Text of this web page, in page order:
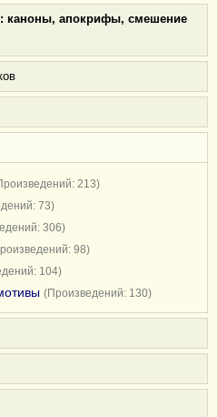
каноны, апокрифы, смешение
213)
73)
306)
98)
104)
(Произведений: 130)